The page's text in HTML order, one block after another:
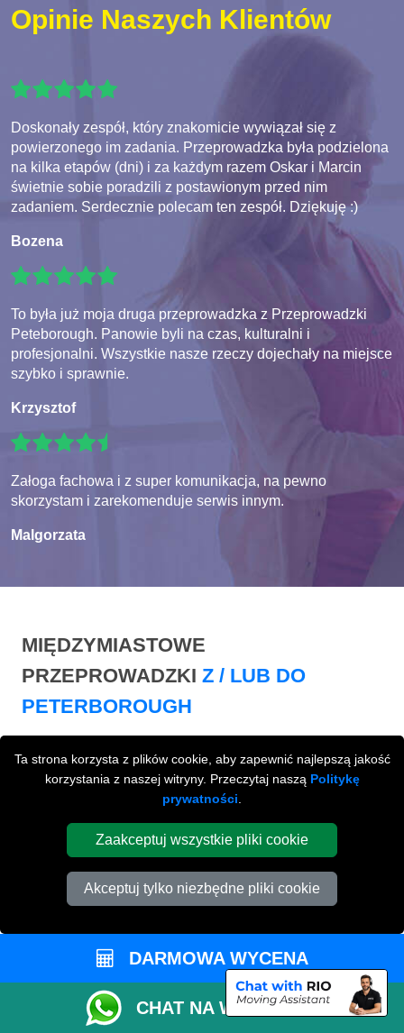
Ta strona korzysta z plików cookie, aby zapewnić najlepszą jakość
korzystania z naszej witryny. Przeczytaj naszą Politykę
prywatności
Zaakceptuj wszystkie pliki cookie
Akceptuj tylko niezbędne pliki cookie
Opinie Naszych Klientów
Doskonały zespół, który znakomicie wywiązał się z
powierzonego im zadania. Przeprowadzka była podzielona
na kilka etapów (dni) i za każdym razem Oskar i Marcin
świetnie sobie poradzili z postawionym przed nim
zadaniem. Serdecznie polecam ten zespół. Dziękuję :)
Bozena
To była już moja druga przeprowadzka z Przeprowadzki
Peteborough. Panowie byli na czas, kulturalni i
profesjonalni. Wszystkie nasze rzeczy dojechały na miejsce
szybko i sprawnie.
Krzysztof
Załoga fachowa i z super komunikacja, na pewno
skorzystam i zarekomenduje serwis innym.
Malgorzata
MIĘDZYMIASTOWE
PRZEPROWADZKI Z / LUB DO
PETERBOROUGH
Peterborough na terenie całej Wielkiej Brytani.
DARMOWA WYCENA
CHAT NA WHATSAPP